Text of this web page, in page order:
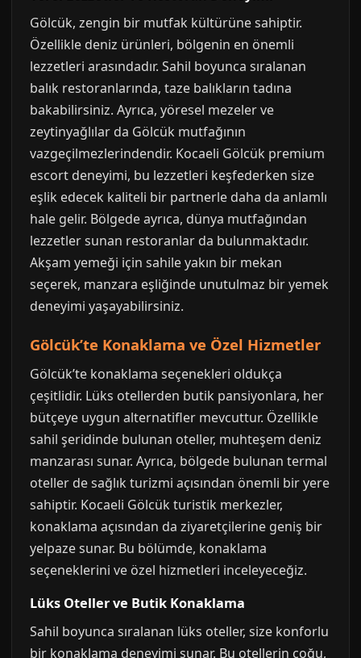
Gölcük, zengin bir mutfak kültürüne sahiptir.
Özellikle deniz ürünleri, bölgenin en önemli
lezzetleri arasındadır. Sahil boyunca sıralanan
balık restoranlarında, taze balıkların tadına
bakabilirsiniz. Ayrıca, yöresel mezeler ve
zeytinyağlılar da Gölcük mutfağının
vazgeçilmezlerindendir. Kocaeli Gölcük premium
escort deneyimi, bu lezzetleri keşfederken size
eşlik edecek kaliteli bir partnerle daha da anlamlı
hale gelir. Bölgede ayrıca, dünya mutfağından
lezzetler sunan restoranlar da bulunmaktadır.
Akşam yemeği için sahile yakın bir mekan
seçerek, manzara eşliğinde unutulmaz bir yemek
deneyimi yaşayabilirsiniz.
Gölcük’te Konaklama ve Özel Hizmetler
Gölcük’te konaklama seçenekleri oldukça
çeşitlidir. Lüks otellerden butik pansiyonlara, her
bütçeye uygun alternatifler mevcuttur. Özellikle
sahil şeridinde bulunan oteller, muhteşem deniz
manzarası sunar. Ayrıca, bölgede bulunan termal
oteller de sağlık turizmi açısından önemli bir yere
sahiptir. Kocaeli Gölcük turistik merkezler,
konaklama açısından da ziyaretçilerine geniş bir
yelpaze sunar. Bu bölümde, konaklama
seçeneklerini ve özel hizmetleri inceleyeceğiz.
Lüks Oteller ve Butik Konaklama
Sahil boyunca sıralanan lüks oteller, size konforlu
bir konaklama deneyimi sunar. Bu otellerin çoğu,